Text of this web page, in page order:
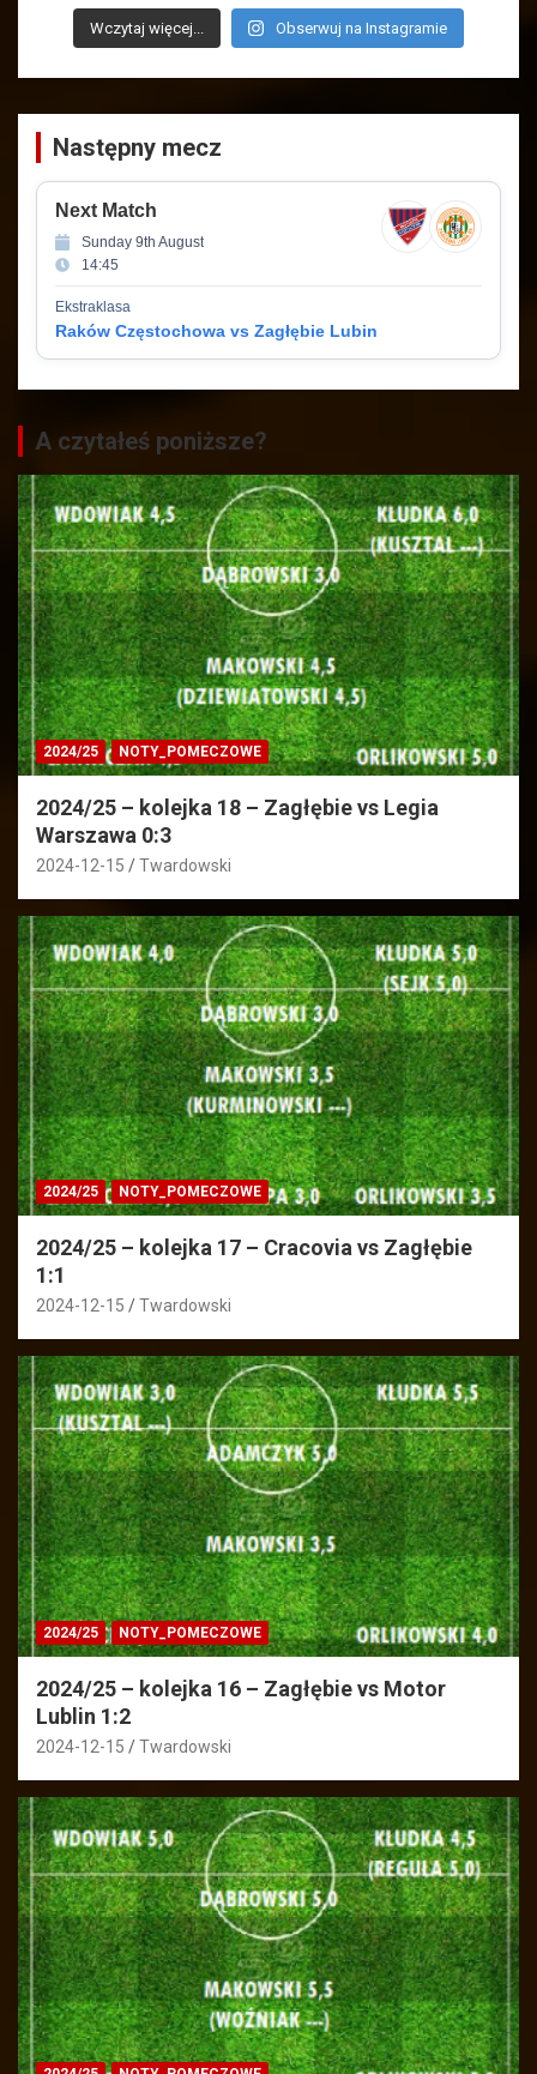
Wczytaj więcej... Obserwuj na Instagramie
Następny mecz
Next Match
Sunday 9th August
14:45
Ekstraklasa
Raków Częstochowa vs Zagłębie Lubin
A czytałeś poniższe?
2024/25 NOTY_POMECZOWE
2024/25 – kolejka 18 – Zagłębie vs Legia
Warszawa 0:3
2024-12-15 Twardowski
2024/25 NOTY_POMECZOWE
2024/25 – kolejka 17 – Cracovia vs Zagłębie
1:1
2024-12-15 Twardowski
2024/25 NOTY_POMECZOWE
2024/25 – kolejka 16 – Zagłębie vs Motor
Lublin 1:2
2024-12-15 Twardowski